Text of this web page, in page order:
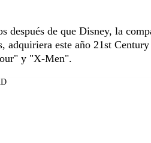
de que Disney, la
adquiriera este año 21st
y "X-Men".